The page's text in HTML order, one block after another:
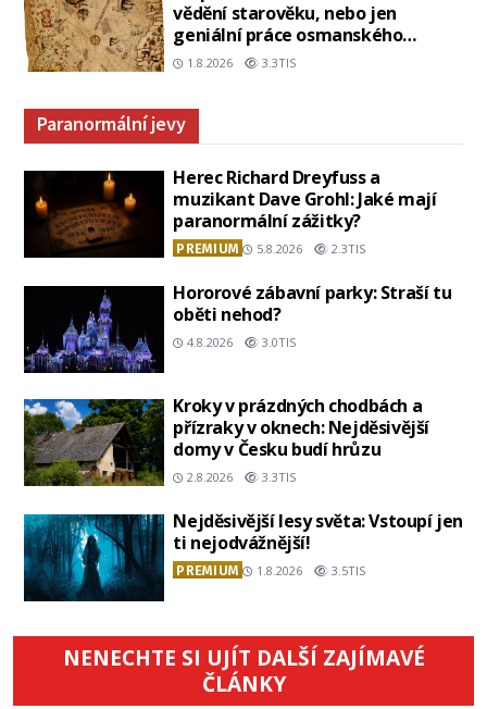
vědění starověku, nebo jen
geniální práce osmanského
admirála?
1.8.2026 3.3TIS
Paranormální jevy
Herec Richard Dreyfuss a
muzikant Dave Grohl: Jaké mají
paranormální zážitky?
PREMIUM 5.8.2026 2.3TIS
Hororové zábavní parky: Straší tu
oběti nehod?
4.8.2026 3.0TIS
Kroky v prázdných chodbách a
přízraky v oknech: Nejděsivější
domy v Česku budí hrůzu
2.8.2026 3.3TIS
Nejděsivější lesy světa: Vstoupí jen
ti nejodvážnější!
PREMIUM 1.8.2026 3.5TIS
NENECHTE SI UJÍT DALŠÍ ZAJÍMAVÉ
ČLÁNKY